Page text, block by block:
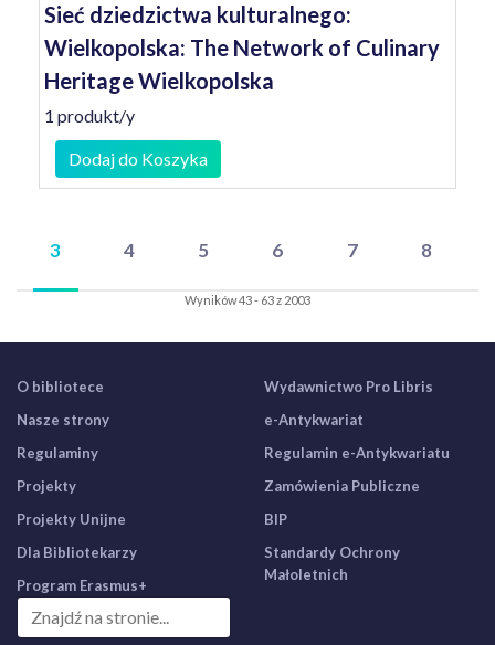
Sieć dziedzictwa kulturalnego:
Wielkopolska: The Network of Culinary
Heritage Wielkopolska
1 produkt/y
Dodaj do Koszyka
3 4 5 6 7 8
Wyników 43 - 63 z 2003
O bibliotece
Nasze strony
Regulaminy
Projekty
Projekty Unijne
Dla Bibliotekarzy
Program Erasmus+
Wydawnictwo Pro Libris
e-Antykwariat
Regulamin e-Antykwariatu
Zamówienia Publiczne
BIP
Standardy Ochrony
Małoletnich